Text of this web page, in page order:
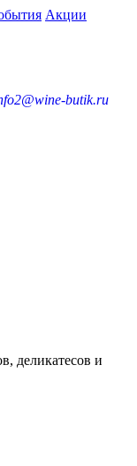
Акции
butik.ru
деликатесов и